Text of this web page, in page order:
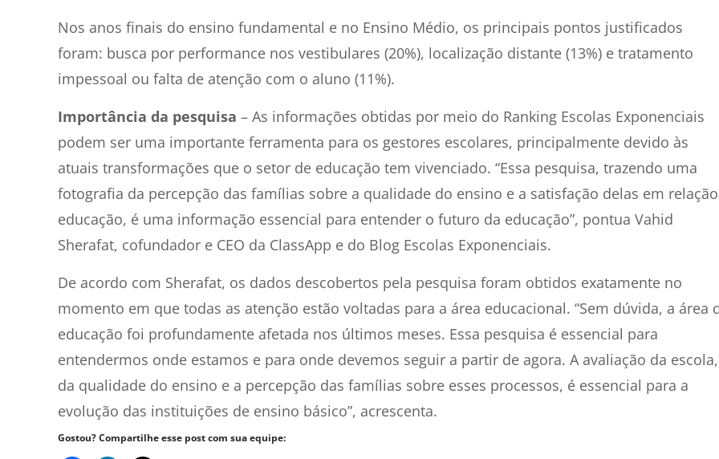
Nos anos finais do ensino fundamental e no Ensino Médio, os principais pontos justificados
foram: busca por performance nos vestibulares (20%), localização distante (13%) e tratamento
impessoal ou falta de atenção com o aluno (11%).
Importância da pesquisa – As informações obtidas por meio do Ranking Escolas Exponenciais
podem ser uma importante ferramenta para os gestores escolares, principalmente devido às
atuais transformações que o setor de educação tem vivenciado. “Essa pesquisa, trazendo uma
fotografia da percepção das famílias sobre a qualidade do ensino e a satisfação delas em
educação, é uma informação essencial para entender o futuro da educação”, pontua Vahid
Sherafat, cofundador e CEO da ClassApp e do Blog Escolas Exponenciais.
De acordo com Sherafat, os dados descobertos pela pesquisa foram obtidos exatamente no
momento em que todas as atenção estão voltadas para a área educacional. “Sem dúvida, a área
educação foi profundamente afetada nos últimos meses. Essa pesquisa é essencial para
entendermos onde estamos e para onde devemos seguir a partir de agora. A avaliação da escola,
da qualidade do ensino e a percepção das famílias sobre esses processos, é essencial para a
evolução das instituições de ensino básico”, acrescenta.
Gostou? Compartilhe esse post com sua equipe: